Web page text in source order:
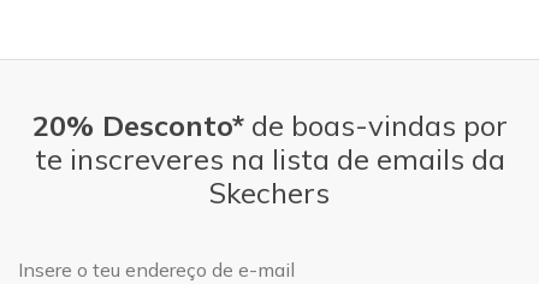
20% Desconto*de boas-vindas por
te inscreveres na lista de emails da
Skechers
Endereço de e-mail